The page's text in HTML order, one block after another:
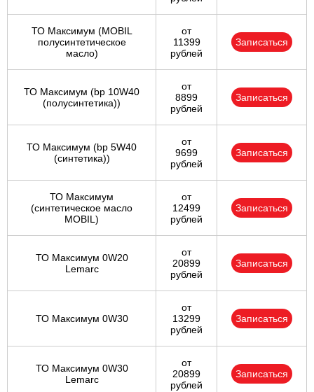
ТО Максимум (MOBIL
полуcинтетическое
масло)
от
11399
рублей
Записаться
ТО Максимум (bp 10W40
(полусинтетика))
от
8899
рублей
Записаться
ТО Максимум (bp 5W40
(синтетика))
от
9699
рублей
Записаться
ТО Максимум
(cинтетическое масло
MOBIL)
от
12499
рублей
Записаться
ТО Максимум 0W20
Lemarc
от
20899
рублей
Записаться
ТО Максимум 0W30
от
13299
рублей
Записаться
ТО Максимум 0W30
Lemarc
от
20899
рублей
Записаться